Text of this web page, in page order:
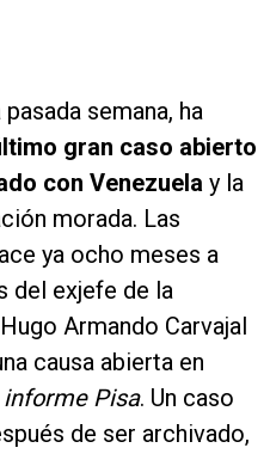
semana, ha
gran caso abierto
con Venezuela y la
morada. Las
ya ocho meses a
del exjefe de la
Armando Carvajal
causa abierta en
informe Pisa. Un caso
de ser archivado,